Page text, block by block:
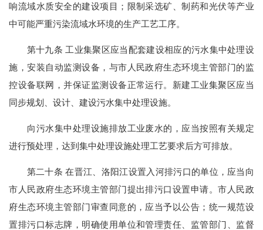
响流域水质安全的建设项目；限制采选矿、制药和光伏等产业
中可能严重污染流域水环境的生产工艺工序。
第十九条 工业集聚区应当配套建设相应的污水集中处理设
施，安装自动监测设备，与市人民政府生态环境主管部门的监
控设备联网，并保证监测设备正常运行。新建工业集聚区应当
同步规划、设计、建设污水集中处理设施。
向污水集中处理设施排放工业废水的，应当按照有关规定
进行预处理，达到集中处理设施处理工艺要求后方可排放。
第二十条 在晋江、洛阳江设置入河排污口的单位，应当向
市人民政府生态环境主管部门提出排污口设置申请。市人民政
府生态环境主管部门审查同意的，应当予以公告；统一规范设
置排污口标志牌，明确使用单位和管理责任、监管部门、监督